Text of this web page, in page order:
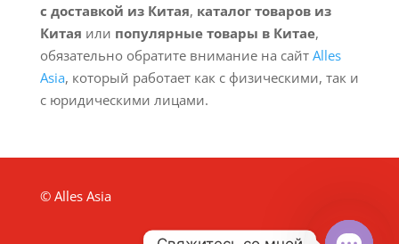
с доставкой из Китая, каталог товаров из
Китая или популярные товары в Китае,
обязательно обратите внимание на сайт Alles
Asia, который работает как с физическими, так и
с юридическими лицами.
© Alles Asia